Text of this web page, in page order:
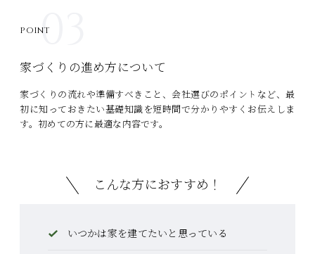
POINT03
家づくりの進め方について
家づくりの流れや準備すべきこと、会社選びのポイントなど、最
初に知っておきたい基礎知識を短時間で分かりやすくお伝えしま
す。初めての方に最適な内容です。
こんな方におすすめ！
いつかは家を建てたいと思っている